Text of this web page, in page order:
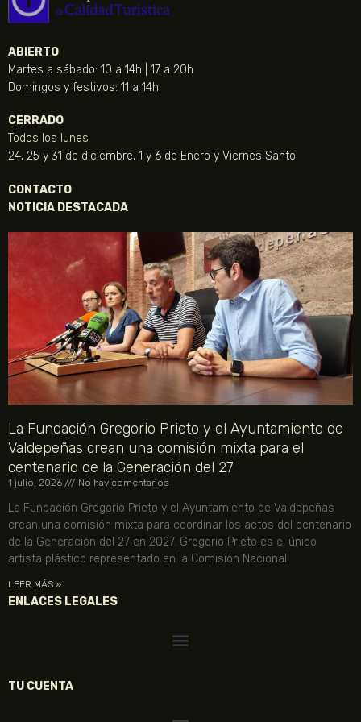
ABIERTO
Martes a sábado: 10 a 14h | 17 a 20h
Domingos y festivos: 11 a 14h
CERRADO
Todos los lunes
24, 25 y 31 de diciembre, 1 y 6 de Enero y Viernes Santo
CONTACTO
NOTICIA DESTACADA
La Fundación Gregorio Prieto y el Ayuntamiento de
Valdepeñas crean una comisión mixta para el
centenario de la Generación del 27
1 julio, 2026 No hay comentarios
La Fundación Gregorio Prieto y el Ayuntamiento de Valdepeñas
crean una comisión mixta para coordinar los actos del centenario
de la Generación del 27 en 2027. Gregorio Prieto es el único
artista plástico representado en la Comisión Nacional.
LEER MÁS »
ENLACES LEGALES
TU CUENTA